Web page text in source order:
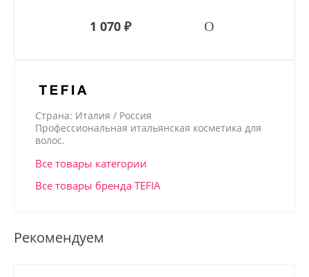
1 070 ₽
Страна: Италия / Россия
Профессиональная итальянская косметика для
волос.
Все товары категории
Все товары бренда TEFIA
Рекомендуем